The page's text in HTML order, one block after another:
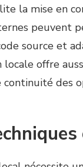
la mise en
peuvent
source et
offre
des